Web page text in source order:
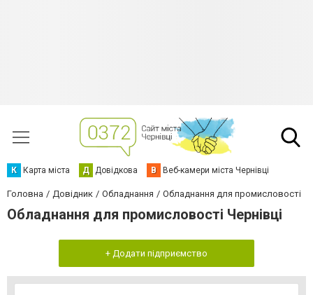
К Карта міста Д Довідкова В Веб-камери міста Чернівці
Головна Довідник Обладнання Обладнання для промисловості
Обладнання для промисловості Чернівці
+ Додати підприємство